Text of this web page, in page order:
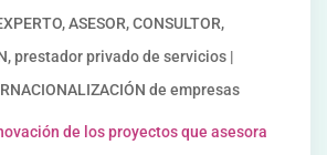
ASESOR, CONSULTOR,
prestador privado de servicios |
de empresas
de los proyectos que asesora